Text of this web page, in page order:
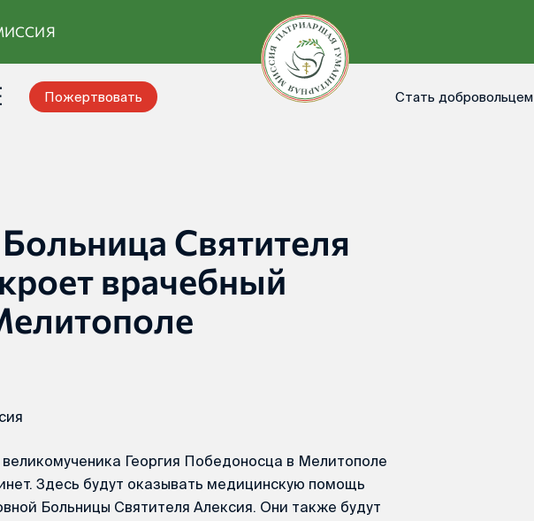
Пожертвовать Стать добровольцем
Святителя
врачебный
Георгия Победоносца в Мелитополе
Здесь будут оказывать медицинскую помощь
Больницы Святителя Алексия. Они также будут